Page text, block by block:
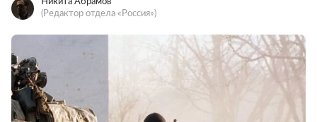
(Редактор отдела «Россия»)